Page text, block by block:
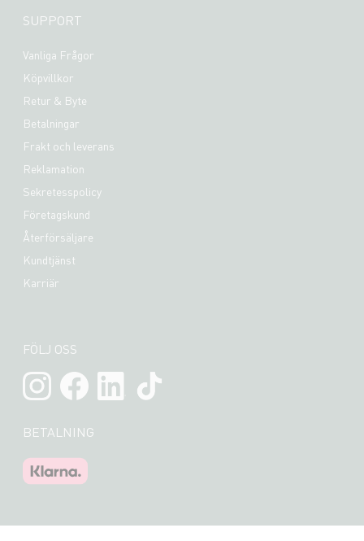
SUPPORT
Vanliga Frågor
Köpvillkor
Retur & Byte
Betalningar
Frakt och leverans
Reklamation
Sekretesspolicy
Företagskund
Återförsäljare
Kundtjänst
Karriär
FÖLJ OSS
BETALNING